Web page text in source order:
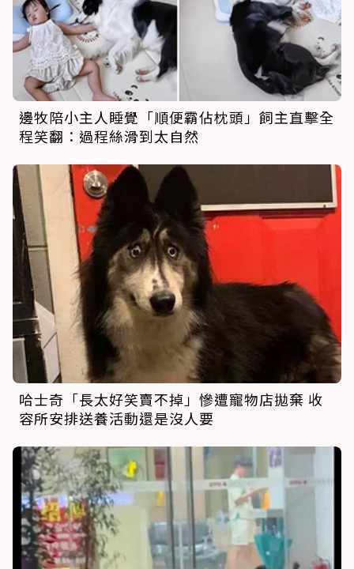
邊牧陪小主人睡覺「順便霸佔枕頭」飼主直擊全
程笑翻：過程絲滑到太自然
哈士奇「長太好笑賣不掉」慘遭寵物店拋棄 收
容所安排送養活動還是沒人要